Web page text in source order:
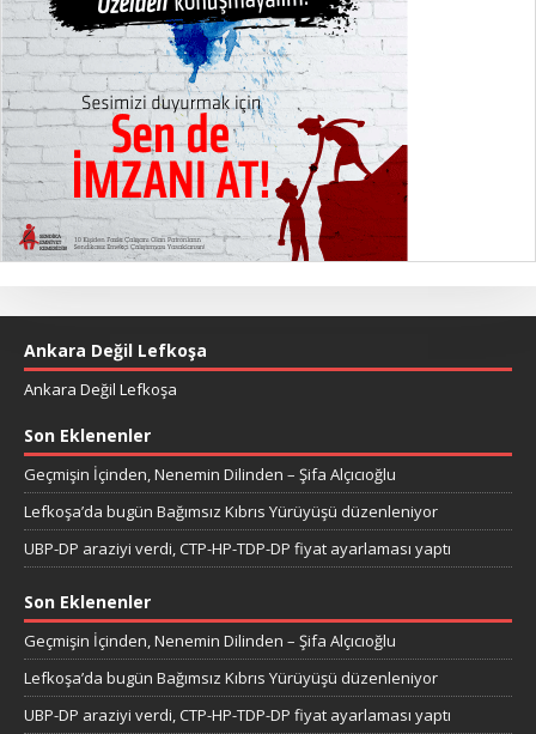
Ankara Değil Lefkoşa
Ankara Değil Lefkoşa
Son Eklenenler
Geçmişin İçinden, Nenemin Dilinden – Şifa Alçıcıoğlu
Lefkoşa’da bugün Bağımsız Kıbrıs Yürüyüşü düzenleniyor
UBP-DP araziyi verdi, CTP-HP-TDP-DP fiyat ayarlaması yaptı
Son Eklenenler
Geçmişin İçinden, Nenemin Dilinden – Şifa Alçıcıoğlu
Lefkoşa’da bugün Bağımsız Kıbrıs Yürüyüşü düzenleniyor
UBP-DP araziyi verdi, CTP-HP-TDP-DP fiyat ayarlaması yaptı